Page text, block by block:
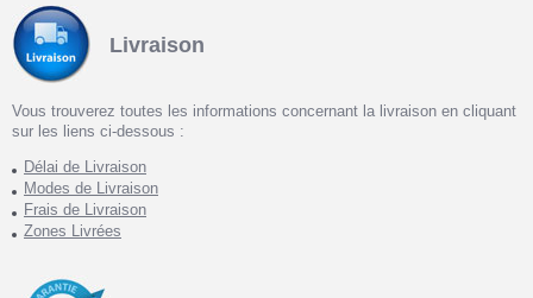
Livraison
Vous trouverez toutes les informations concernant la livraison en cliquant
sur les liens ci-dessous :
Délai de Livraison
Modes de Livraison
Frais de Livraison
Zones Livrées